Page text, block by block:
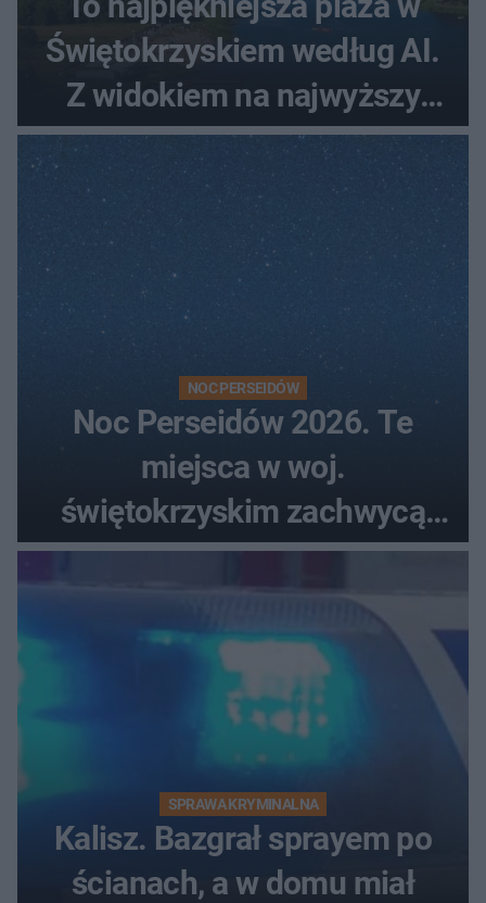
Świętokrzyskiem według AI.
Z widokiem na najwyższy
szczyt Gór Świętokrzyskich
NOC PERSEIDÓW
Noc Perseidów 2026. Te
miejsca w woj.
świętokrzyskim zachwycą
każdego miłośnika gwiazd
SPRAWA KRYMINALNA
Kalisz. Bazgrał sprayem po
ścianach, a w domu miał